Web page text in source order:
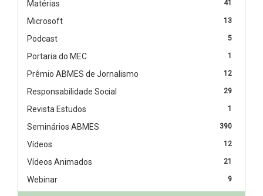
41
Matérias
13
Microsoft
5
Podcast
1
Portaria do MEC
12
Prêmio ABMES de Jornalismo
29
Responsabilidade Social
1
Revista Estudos
390
Seminários ABMES
12
Vídeos
21
Vídeos Animados
9
Webinar